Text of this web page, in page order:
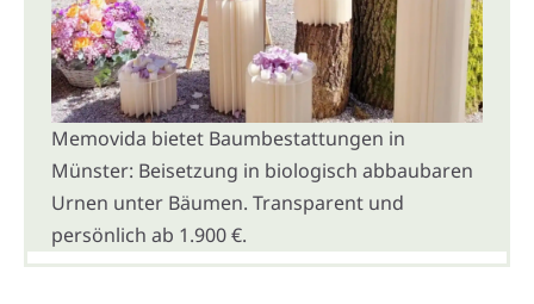
Memovida bietet Baumbestattungen in
Münster: Beisetzung in biologisch abbaubaren
Urnen unter Bäumen. Transparent und
persönlich ab 1.900 €.